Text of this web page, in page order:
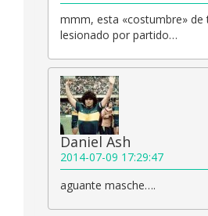
mmm, esta «costumbre» de
lesionado por partido…
Daniel Ash
2014-07-09 17:29:47
aguante masche….